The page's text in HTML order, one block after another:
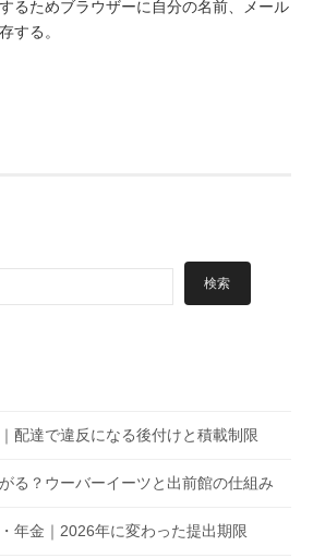
るためブラウザーに自分の名前、メール
する。
検索
配達で違反になる後付けと積載制限
る？ウーバーイーツと出前館の仕組み
年金｜2026年に変わった提出期限